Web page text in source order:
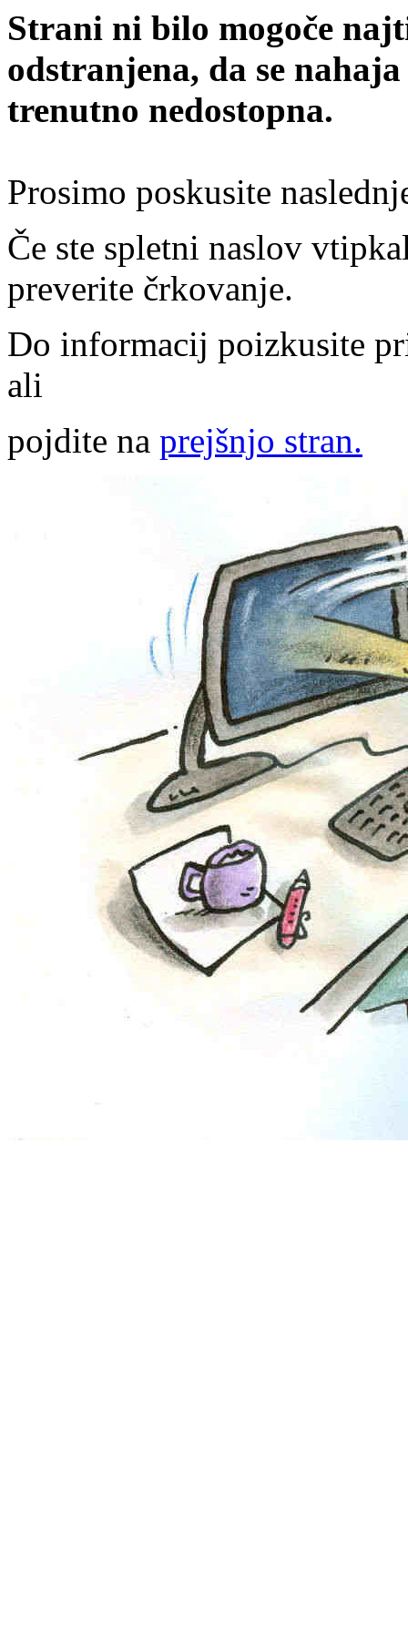
Strani ni bilo mogoče
odstranjena, da se
trenutno nedostopna.
Prosimo poskusite
Če ste spletni naslov
preverite črkovanje.
Do informacij poizkusite
ali
pojdite na prejšnjo stran.